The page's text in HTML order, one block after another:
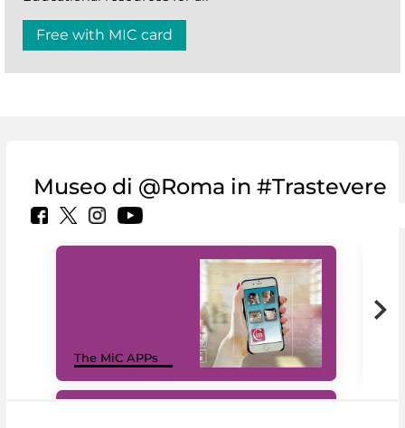
Free with MIC card
Museo di @Roma in #Trastevere
The MiC APPs